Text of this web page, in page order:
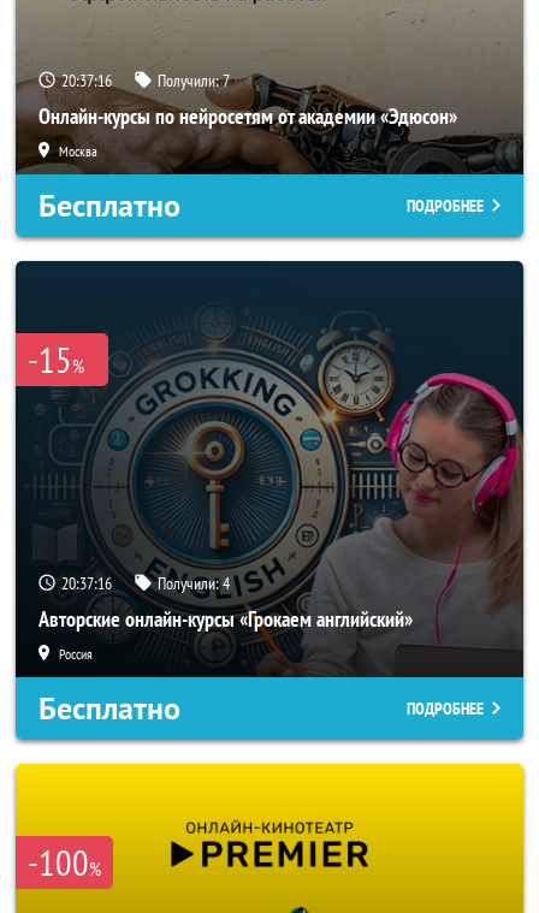
20:37:14 Получили:7
Онлайн-курсы по нейросетям от академии «Эдюсон»
Москва
Бесплатно ПОДРОБНЕЕ
-15%
20:37:14 Получили:4
Авторские онлайн-курсы «Грокаем английский»
Россия
Бесплатно ПОДРОБНЕЕ
-100%